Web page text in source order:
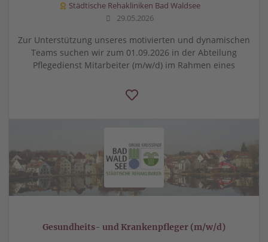
Städtische Rehakliniken Bad Waldsee
29.05.2026
Zur Unterstützung unseres motivierten und dynamischen
Teams suchen wir zum 01.09.2026 in der Abteilung
Pflegedienst Mitarbeiter (m/w/d) im Rahmen eines
Gesundheits- und Krankenpfleger (m/w/d)